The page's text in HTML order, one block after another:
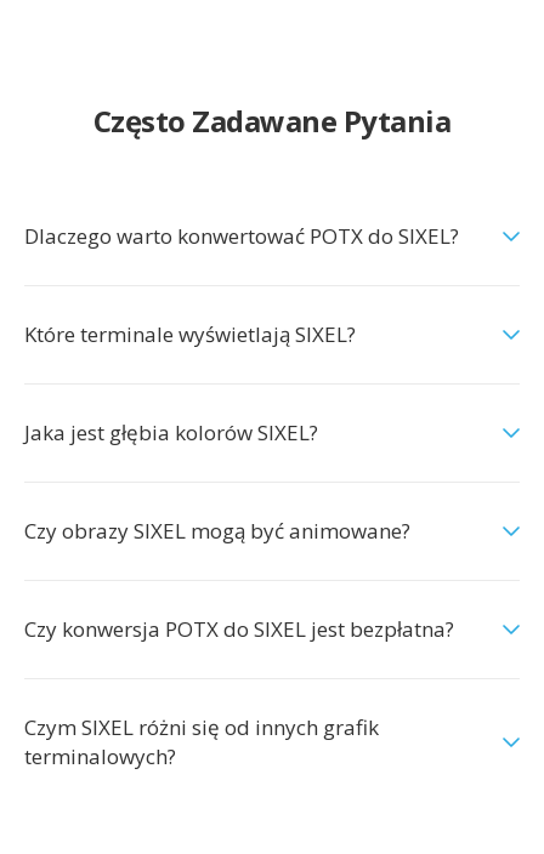
Często Zadawane Pytania
Dlaczego warto konwertować POTX do SIXEL?
Które terminale wyświetlają SIXEL?
Jaka jest głębia kolorów SIXEL?
Czy obrazy SIXEL mogą być animowane?
Czy konwersja POTX do SIXEL jest bezpłatna?
Czym SIXEL różni się od innych grafik
terminalowych?